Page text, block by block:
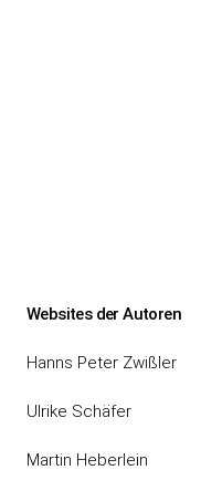
Websites der Autoren
Hanns Peter Zwißler
Ulrike Schäfer
Martin Heberlein